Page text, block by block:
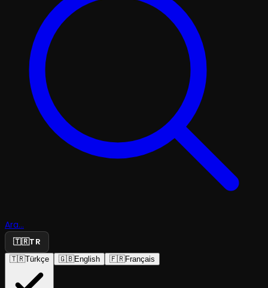
Ara...
🇹🇷TR
🇹🇷Türkçe 🇬🇧English 🇫🇷Français